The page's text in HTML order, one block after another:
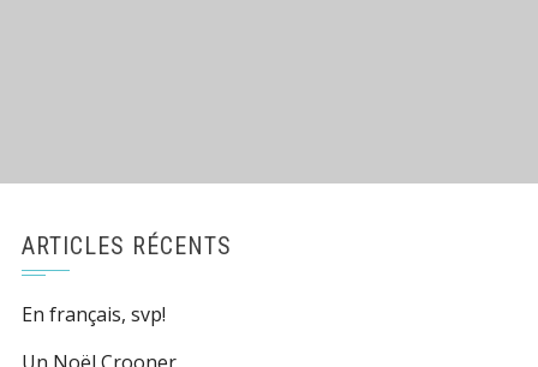
ARTICLES RÉCENTS
En français, svp!